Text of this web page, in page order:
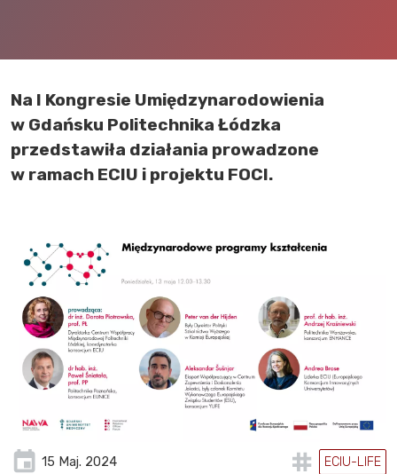
Body
Na I Kongresie Umiędzynarodowienia
w Gdańsku Politechnika Łódzka
przedstawiła działania prowadzone
w ramach ECIU i projektu FOCI.
15 Maj. 2024 ECIU-LIFE